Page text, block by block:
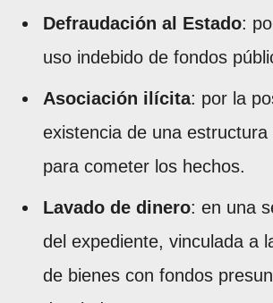
Defraudación al Estado:
uso indebido de fondos
Asociación ilícita: por la
existencia de una estructura
para cometer los hechos.
Lavado de dinero: en una
del expediente, vinculada a
de bienes con fondos